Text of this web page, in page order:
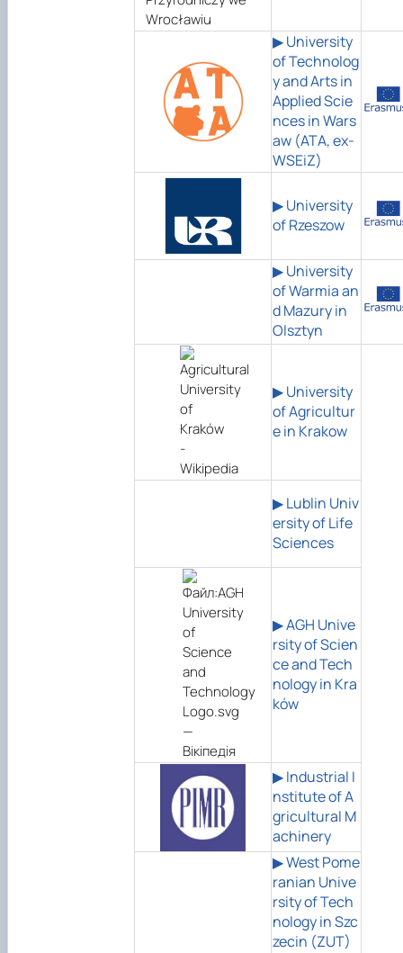
▶ University
of Technolog
y and Arts in
Applied Scie
nces in Wars
aw (ATA, ex-
WSEiZ)
▶ University
of Rzeszow
▶ University
of Warmia an
d Mazury in
Olsztyn
▶ University
of Agricultur
e in Krakow
▶ Lublin Univ
ersity of Life
Sciences
▶ AGH Unive
rsity of Scien
ce and Tech
nology in Kra
ków
▶ Industrial I
nstitute of A
gricultural M
achinery
▶ West Pome
ranian Unive
rsity of Tech
nology in Szc
zecin (ZUT)